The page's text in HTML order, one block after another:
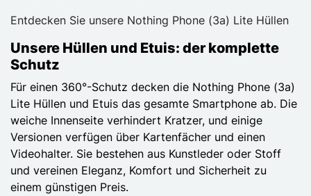
Entdecken Sie unsere Nothing Phone (3a) Lite Hüllen
Unsere Hüllen und Etuis: der komplette
Schutz
Für einen 360°-Schutz decken die Nothing Phone (3a)
Lite Hüllen und Etuis das gesamte Smartphone ab. Die
weiche Innenseite verhindert Kratzer, und einige
Versionen verfügen über Kartenfächer und einen
Videohalter. Sie bestehen aus Kunstleder oder Stoff
und vereinen Eleganz, Komfort und Sicherheit zu
einem günstigen Preis.